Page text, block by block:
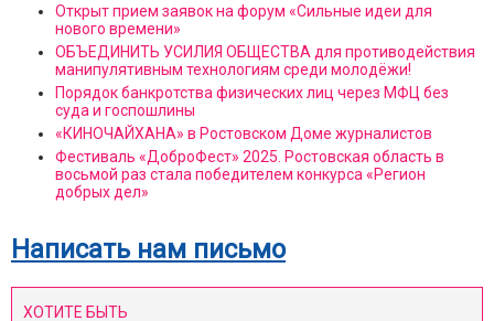
Открыт прием заявок на форум «Сильные идеи для
нового времени»
ОБЪЕДИНИТЬ УСИЛИЯ ОБЩЕСТВА для противодействия
манипулятивным технологиям среди молодёжи!
Порядок банкротства физических лиц через МФЦ без
суда и госпошлины
«КИНОЧАЙХАНА» в Ростовском Доме журналистов
Фестиваль «ДоброФест» 2025. Ростовская область в
восьмой раз стала победителем конкурса «Регион
добрых дел»
Написать нам письмо
ХОТИТЕ БЫТЬ